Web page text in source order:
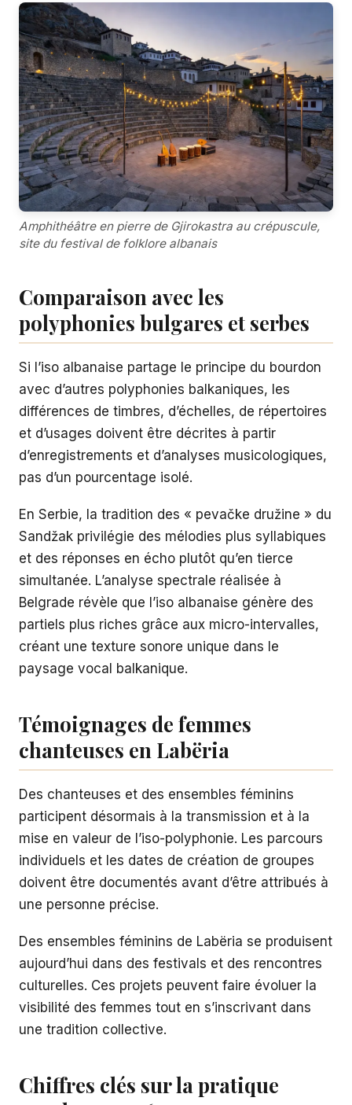
Amphithéâtre en pierre de Gjirokastra au crépuscule,
site du festival de folklore albanais
Comparaison avec les
polyphonies bulgares et serbes
Si l’iso albanaise partage le principe du bourdon
avec d’autres polyphonies balkaniques, les
différences de timbres, d’échelles, de répertoires
et d’usages doivent être décrites à partir
d’enregistrements et d’analyses musicologiques,
pas d’un pourcentage isolé.
En Serbie, la tradition des « pevačke družine » du
Sandžak privilégie des mélodies plus syllabiques
et des réponses en écho plutôt qu’en tierce
simultanée. L’analyse spectrale réalisée à
Belgrade révèle que l’iso albanaise génère des
partiels plus riches grâce aux micro-intervalles,
créant une texture sonore unique dans le
paysage vocal balkanique.
Témoignages de femmes
chanteuses en Labëria
Des chanteuses et des ensembles féminins
participent désormais à la transmission et à la
mise en valeur de l’iso-polyphonie. Les parcours
individuels et les dates de création de groupes
doivent être documentés avant d’être attribués à
une personne précise.
Des ensembles féminins de Labëria se produisent
aujourd’hui dans des festivals et des rencontres
culturelles. Ces projets peuvent faire évoluer la
visibilité des femmes tout en s’inscrivant dans
une tradition collective.
Chiffres clés sur la pratique